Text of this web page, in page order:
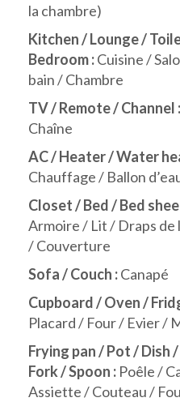
la chambre)
Kitchen / Lounge /
Bedroom :Cuisine /
bain / Chambre
TV / Remote / Channel :
Chaîne
AC / Heater / Water
Chauffage / Ballon
Closet / Bed / Bed
Armoire / Lit / Draps de
/ Couverture
Sofa / Couch :Canapé
Cupboard / Oven /
Placard / Four / Evier /
Frying pan / Pot / Dish
Fork / Spoon : Poêle /
Assiette / Couteau /